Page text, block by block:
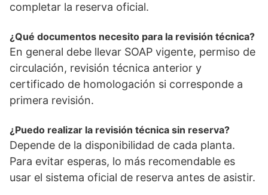
completar la reserva oficial.
¿Qué documentos necesito para la revisión técnica?
En general debe llevar SOAP vigente, permiso de
circulación, revisión técnica anterior y
certificado de homologación si corresponde a
primera revisión.
¿Puedo realizar la revisión técnica sin reserva?
Depende de la disponibilidad de cada planta.
Para evitar esperas, lo más recomendable es
usar el sistema oficial de reserva antes de asistir.